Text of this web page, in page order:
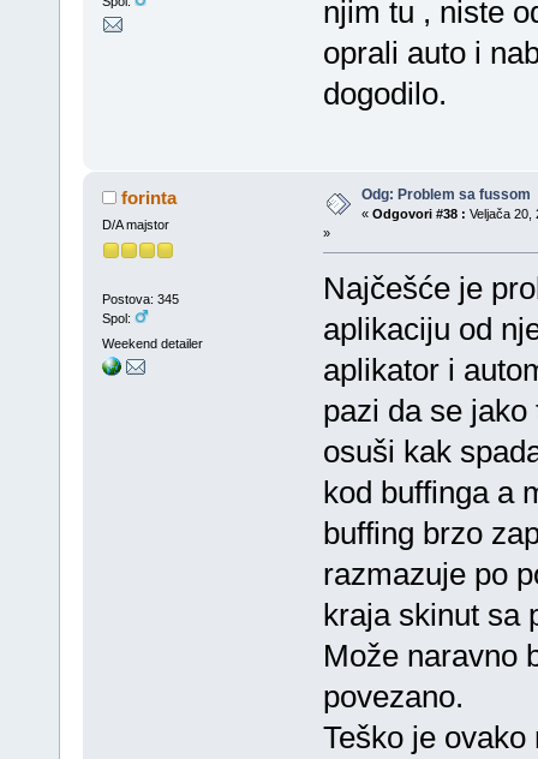
njim tu , niste
oprali auto i
dogodilo.
forinta
D/A majstor
Postova: 345
Spol:
Weekend detailer
Odg: Problem sa fussom
« Odgovori #38 : Veljača 20,
»
Najčešće je
aplikaciju od
aplikator i
pazi da se
osuši kak
kod buffinga a
buffing brzo
razmazuje po
kraja skinut sa
Može naravno
povezano.
Teško je